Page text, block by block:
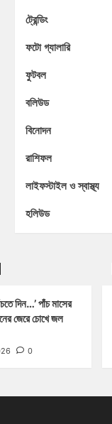
ট্রেন্ডিং
ফটো গ্যালারি
ফুটবল
বলিউড
বিনোদন
রাশিফল
লাইফস্টাইল ও স্বাস্থ্য
হলিউড
দিন…’ পাঁচ মাসের
জেরে চোখে জল
0